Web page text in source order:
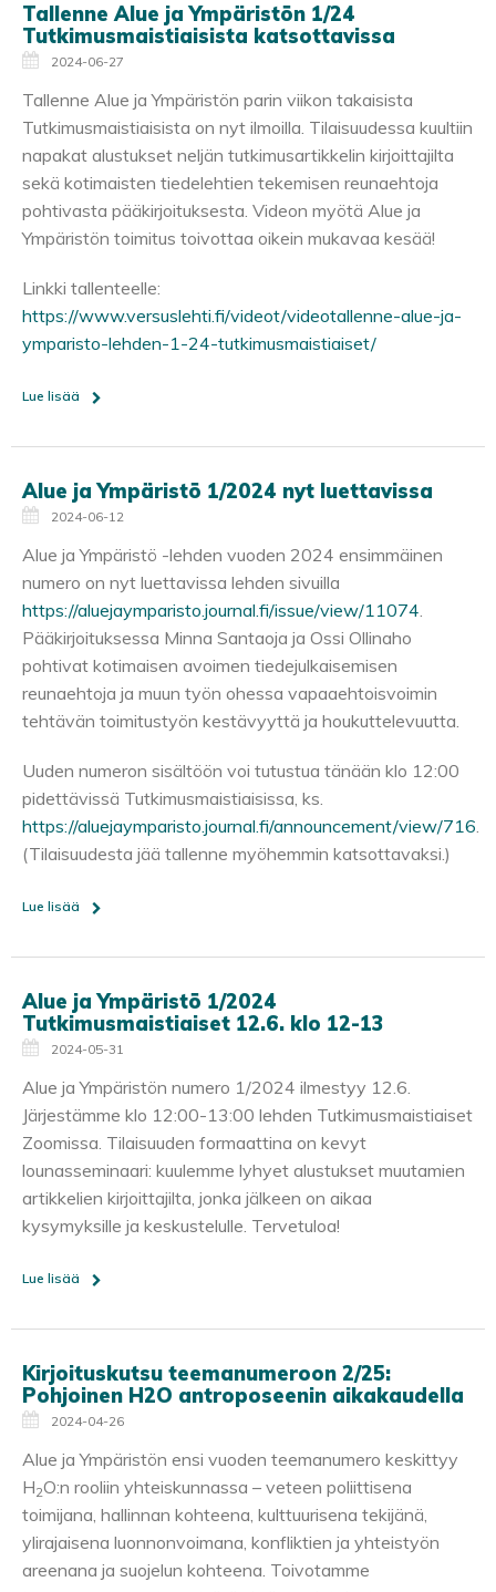
Tallenne Alue ja Ympäristön 1/24
Tutkimusmaistiaisista katsottavissa
2024-06-27
Tallenne Alue ja Ympäristön parin viikon takaisista
Tutkimusmaistiaisista on nyt ilmoilla. Tilaisuudessa kuultiin
napakat alustukset neljän tutkimusartikkelin kirjoittajilta
sekä kotimaisten tiedelehtien tekemisen reunaehtoja
pohtivasta pääkirjoituksesta. Videon myötä Alue ja
Ympäristön toimitus toivottaa oikein mukavaa kesää!
Linkki tallenteelle:
https://www.versuslehti.fi/videot/videotallenne-alue-ja-
ymparisto-lehden-1-24-tutkimusmaistiaiset/
Lue lisää
Alue ja Ympäristö 1/2024 nyt luettavissa
2024-06-12
Alue ja Ympäristö -lehden vuoden 2024 ensimmäinen
numero on nyt luettavissa lehden sivuilla
https://aluejaymparisto.journal.fi/issue/view/11074.
Pääkirjoituksessa Minna Santaoja ja Ossi Ollinaho
pohtivat kotimaisen avoimen tiedejulkaisemisen
reunaehtoja ja muun työn ohessa vapaaehtoisvoimin
tehtävän toimitustyön kestävyyttä ja houkuttelevuutta.
Uuden numeron sisältöön voi tutustua tänään klo 12:00
pidettävissä Tutkimusmaistiaisissa, ks.
https://aluejaymparisto.journal.fi/announcement/view/716.
(Tilaisuudesta jää tallenne myöhemmin katsottavaksi.)
Lue lisää
Alue ja Ympäristö 1/2024
Tutkimusmaistiaiset 12.6. klo 12-13
2024-05-31
Alue ja Ympäristön numero 1/2024 ilmestyy 12.6.
Järjestämme klo 12:00-13:00 lehden Tutkimusmaistiaiset
Zoomissa. Tilaisuuden formaattina on kevyt
lounasseminaari: kuulemme lyhyet alustukset muutamien
artikkelien kirjoittajilta, jonka jälkeen on aikaa
kysymyksille ja keskustelulle. Tervetuloa!
Lue lisää
Kirjoituskutsu teemanumeroon 2/25:
Pohjoinen H2O antroposeenin aikakaudella
2024-04-26
Alue ja Ympäristön ensi vuoden teemanumero keskittyy
H2O:n rooliin yhteiskunnassa – veteen poliittisena
toimijana, hallinnan kohteena, kulttuurisena tekijänä,
ylirajaisena luonnonvoimana, konfliktien ja yhteistyön
areenana ja suojelun kohteena. Toivotamme